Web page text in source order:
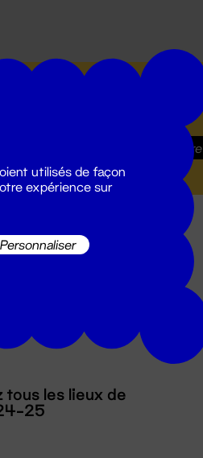
S'inscrire
tous les lieux de
25
utilisés de façon
expérience sur
Personnaliser